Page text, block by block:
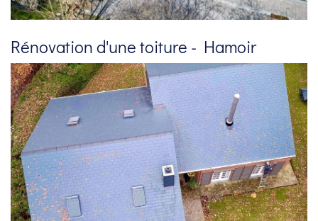
Rénovation d'une toiture - Hamoir